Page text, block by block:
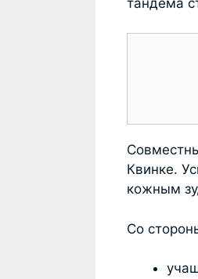
Квинке.
кожным
Со